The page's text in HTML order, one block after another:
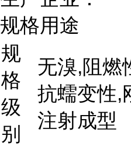
规格用途
规
格
级
别
无溴,阻燃
抗蠕变性,
注射成型